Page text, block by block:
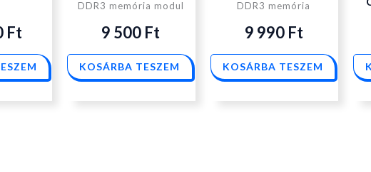
Ft
DDR3 memória modul
9 500 Ft
KOSÁRBA TESZEM
DDR3 memória
9 990 Ft
KOSÁRBA TESZEM